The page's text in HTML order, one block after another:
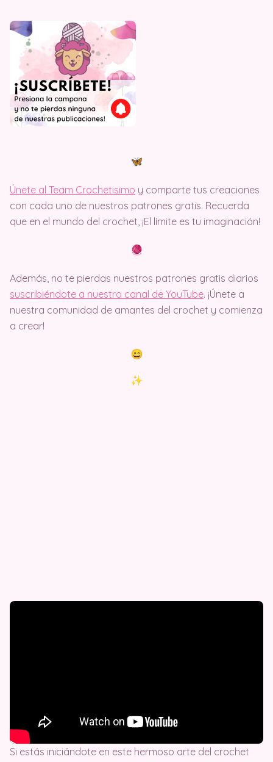
Únete al Team Crochetisimo y comparte tus creaciones
con cada uno de nuestros patrones gratis. Recuerda
que en el mundo del crochet, ¡El límite es tu imaginación!
Además, no te pierdas nuestros patrones gratis diarios
suscribiéndote a nuestro canal de YouTube. ¡Únete a
nuestra comunidad de amantes del crochet y comienza
a crear!
Si estás iniciándote en este hermoso arte del crochet